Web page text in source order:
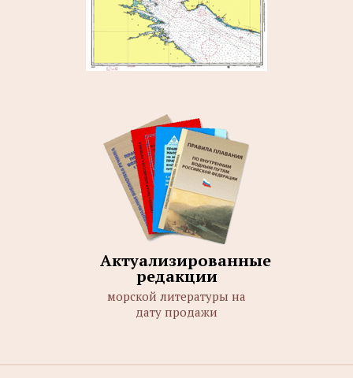
Актуализированные
редакции
морской литературы на
дату продажи